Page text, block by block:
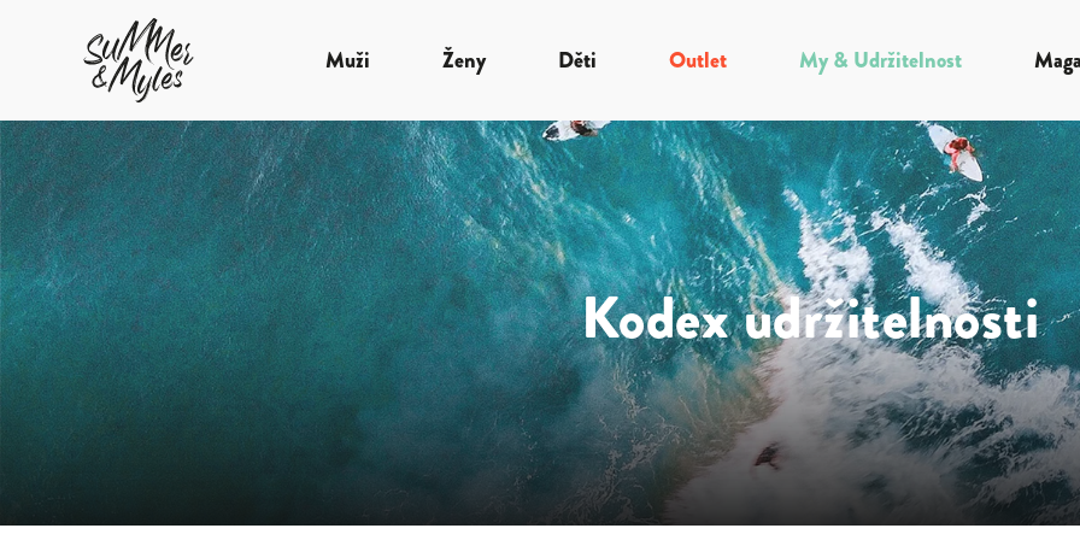
Muži Ženy Děti Outlet My & Udržitelnost
Kodex udržitelnosti